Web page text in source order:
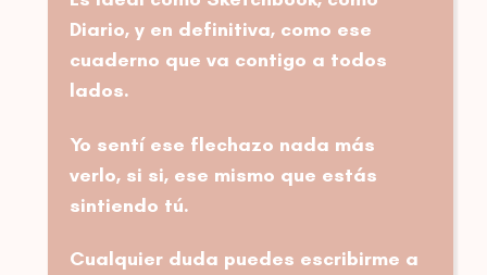
Diario, y en definitiva, como ese
cuaderno que va contigo a todos
lados.
Yo sentí ese flechazo nada más
verlo, si si, ese mismo que estás
sintiendo tú.
Cualquier duda puedes escribirme a